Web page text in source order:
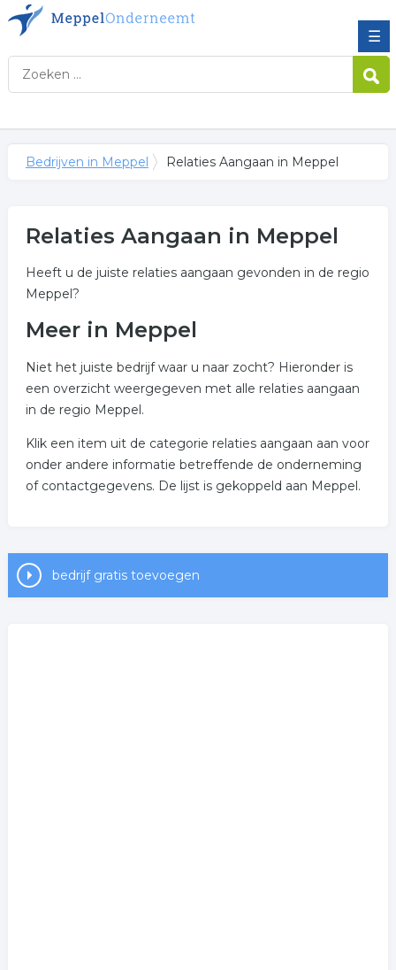
☰
Bedrijven in Meppel Relaties Aangaan in Meppel
Relaties Aangaan in Meppel
Heeft u de juiste relaties aangaan gevonden in de regio
Meppel?
Meer in Meppel
Niet het juiste bedrijf waar u naar zocht? Hieronder is
een overzicht weergegeven met alle relaties aangaan
in de regio Meppel.
Klik een item uit de categorie relaties aangaan aan voor
onder andere informatie betreffende de onderneming
of contactgegevens. De lijst is gekoppeld aan Meppel.
bedrijf gratis toevoegen